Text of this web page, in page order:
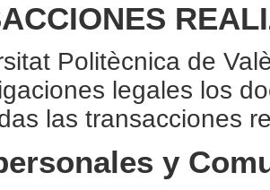
Politècnica de
legales los
las transacciones
y